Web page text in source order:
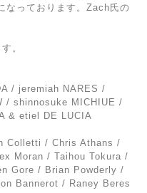
なっております。Zach氏の
。
/ jeremiah NARES /
/ shinnosuke MICHIUE /
& etiel DE LUCIA
Colletti / Chris Athans /
Moran / Taihou Tokura /
Gore / Brian Powderly /
Bannerot / Raney Beres